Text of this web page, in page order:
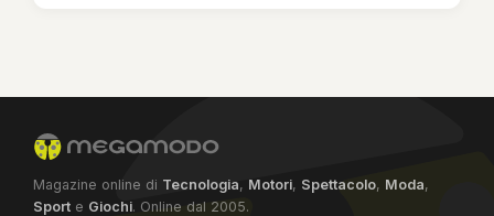
Magazine online di Tecnologia, Motori, Spettacolo, Moda,
Sport e Giochi. Online dal 2005.